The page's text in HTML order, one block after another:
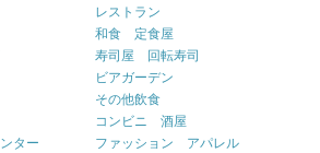
レストラン
和食 定食屋
寿司屋 回転寿司
ビアガーデン
その他飲食
コンビニ 酒屋
ター
ファッション アパレル